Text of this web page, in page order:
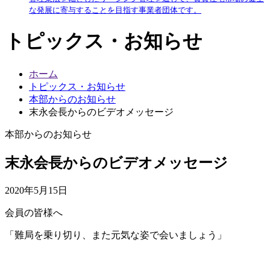
な発展に寄与することを目指す事業者団体です。
トピックス・お知らせ
ホーム
トピックス・お知らせ
本部からのお知らせ
末永会長からのビデオメッセージ
本部からのお知らせ
末永会長からのビデオメッセージ
2020年5月15日
会員の皆様へ
「難局を乗り切り、また元気な姿で会いましょう」